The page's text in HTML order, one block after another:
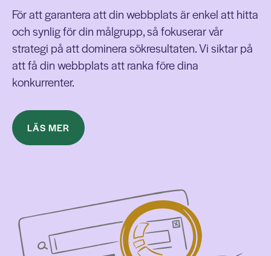
För att garantera att din webbplats är enkel att hitta
och synlig för din målgrupp, så fokuserar vår
strategi på att dominera sökresultaten. Vi siktar på
att få din webbplats att ranka före dina
konkurrenter.
LÄS MER